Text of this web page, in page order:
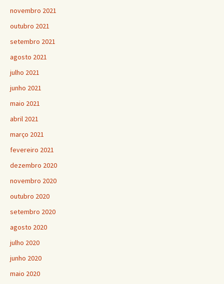
novembro 2021
outubro 2021
setembro 2021
agosto 2021
julho 2021
junho 2021
maio 2021
abril 2021
março 2021
fevereiro 2021
dezembro 2020
novembro 2020
outubro 2020
setembro 2020
agosto 2020
julho 2020
junho 2020
maio 2020